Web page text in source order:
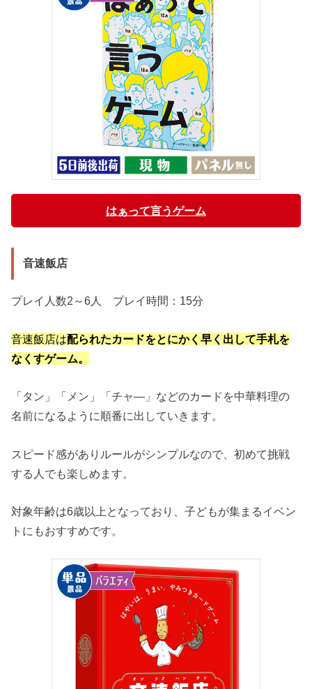
はぁって言うゲーム
音速飯店
プレイ人数2～6人 プレイ時間：15分
音速飯店は配られたカードをとにかく早く出して手札を
なくすゲーム。
「タン」「メン」「チャ―」などのカードを中華料理の
名前になるように順番に出していきます。
スピード感がありルールがシンプルなので、初めて挑戦
する人でも楽しめます。
対象年齢は6歳以上となっており、子どもが集まるイベン
トにもおすすめです。